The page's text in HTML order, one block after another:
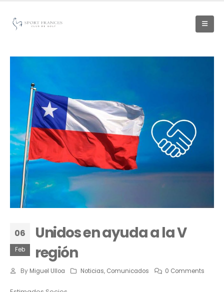
06
Feb
Unidos en ayuda a la V
región
By Miguel Ulloa Noticias, Comunicados 0 Comments